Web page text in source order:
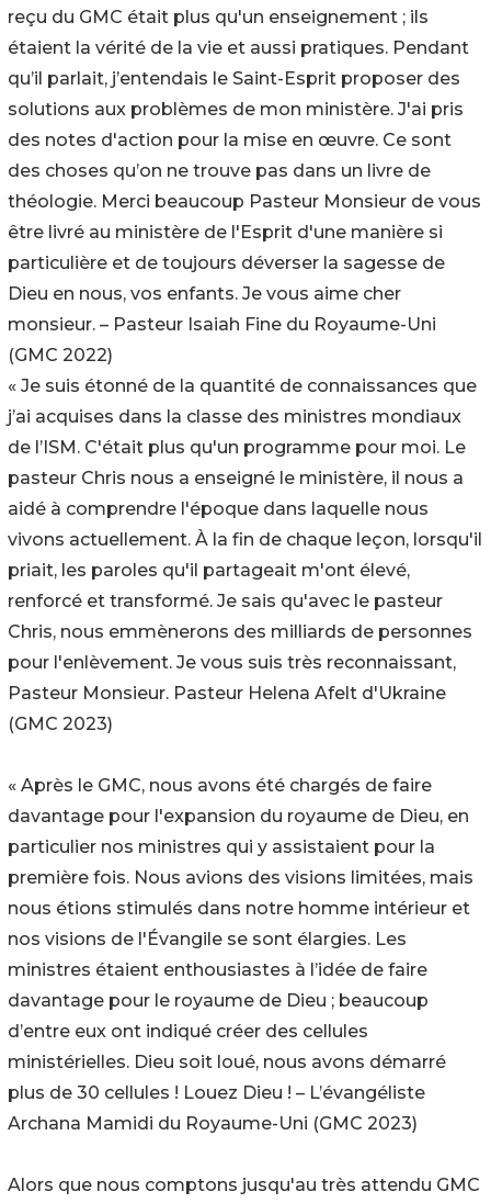
reçu du GMC était plus qu'un enseignement ; ils
étaient la vérité de la vie et aussi pratiques. Pendant
qu’il parlait, j’entendais le Saint-Esprit proposer des
solutions aux problèmes de mon ministère. J'ai pris
des notes d'action pour la mise en œuvre. Ce sont
des choses qu’on ne trouve pas dans un livre de
théologie. Merci beaucoup Pasteur Monsieur de vous
être livré au ministère de l'Esprit d'une manière si
particulière et de toujours déverser la sagesse de
Dieu en nous, vos enfants. Je vous aime cher
monsieur. – Pasteur Isaiah Fine du Royaume-Uni
(GMC 2022)
« Je suis étonné de la quantité de connaissances que
j’ai acquises dans la classe des ministres mondiaux
de l’ISM. C'était plus qu'un programme pour moi. Le
pasteur Chris nous a enseigné le ministère, il nous a
aidé à comprendre l'époque dans laquelle nous
vivons actuellement. À la fin de chaque leçon, lorsqu'il
priait, les paroles qu'il partageait m'ont élevé,
renforcé et transformé. Je sais qu'avec le pasteur
Chris, nous emmènerons des milliards de personnes
pour l'enlèvement. Je vous suis très reconnaissant,
Pasteur Monsieur. Pasteur Helena Afelt d'Ukraine
(GMC 2023)
« Après le GMC, nous avons été chargés de faire
davantage pour l'expansion du royaume de Dieu, en
particulier nos ministres qui y assistaient pour la
première fois. Nous avions des visions limitées, mais
nous étions stimulés dans notre homme intérieur et
nos visions de l'Évangile se sont élargies. Les
ministres étaient enthousiastes à l’idée de faire
davantage pour le royaume de Dieu ; beaucoup
d’entre eux ont indiqué créer des cellules
ministérielles. Dieu soit loué, nous avons démarré
plus de 30 cellules ! Louez Dieu ! – L’évangéliste
Archana Mamidi du Royaume-Uni (GMC 2023)
Alors que nous comptons jusqu'au très attendu GMC